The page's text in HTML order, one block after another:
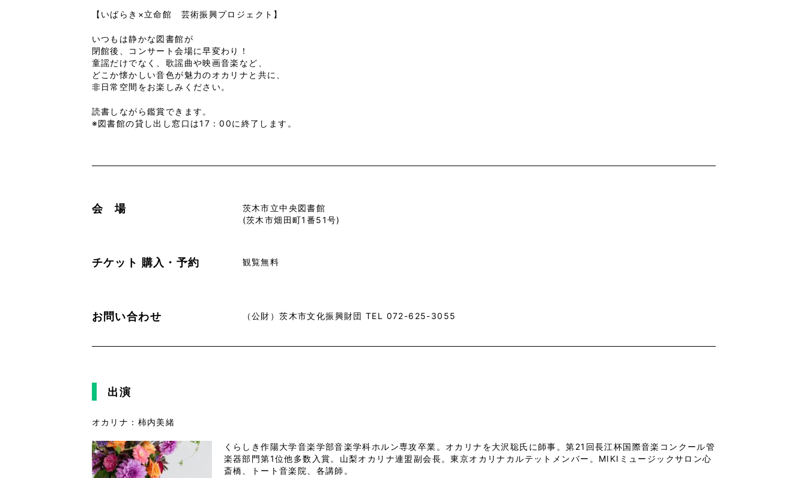
【いばらき×立命館 芸術振興プロジェクト】
いつもは静かな図書館が
閉館後、コンサート会場に早変わり！
童謡だけでなく、歌謡曲や映画音楽など、
どこか懐かしい音色が魅力のオカリナと共に、
非日常空間をお楽しみください。
読書しながら鑑賞できます。
※図書館の貸し出し窓口は17：00に終了します。
会 場
茨木市立中央図書館
(茨木市畑田町1番51号)
チケット 購入・予約 観覧無料
お問い合わせ （公財）茨木市文化振興財団 TEL 072-625-3055
出演
オカリナ：柿内美緒
くらしき作陽大学音楽学部音楽学科ホルン専攻卒業。オカリナを大沢聡氏に師事。第21回長江杯国際音楽コンクール管
楽器部門第1位他多数入賞。山梨オカリナ連盟副会長。東京オカリナカルテットメンバー。MIKIミュージックサロン心
斎橋、トート音楽院、各講師。